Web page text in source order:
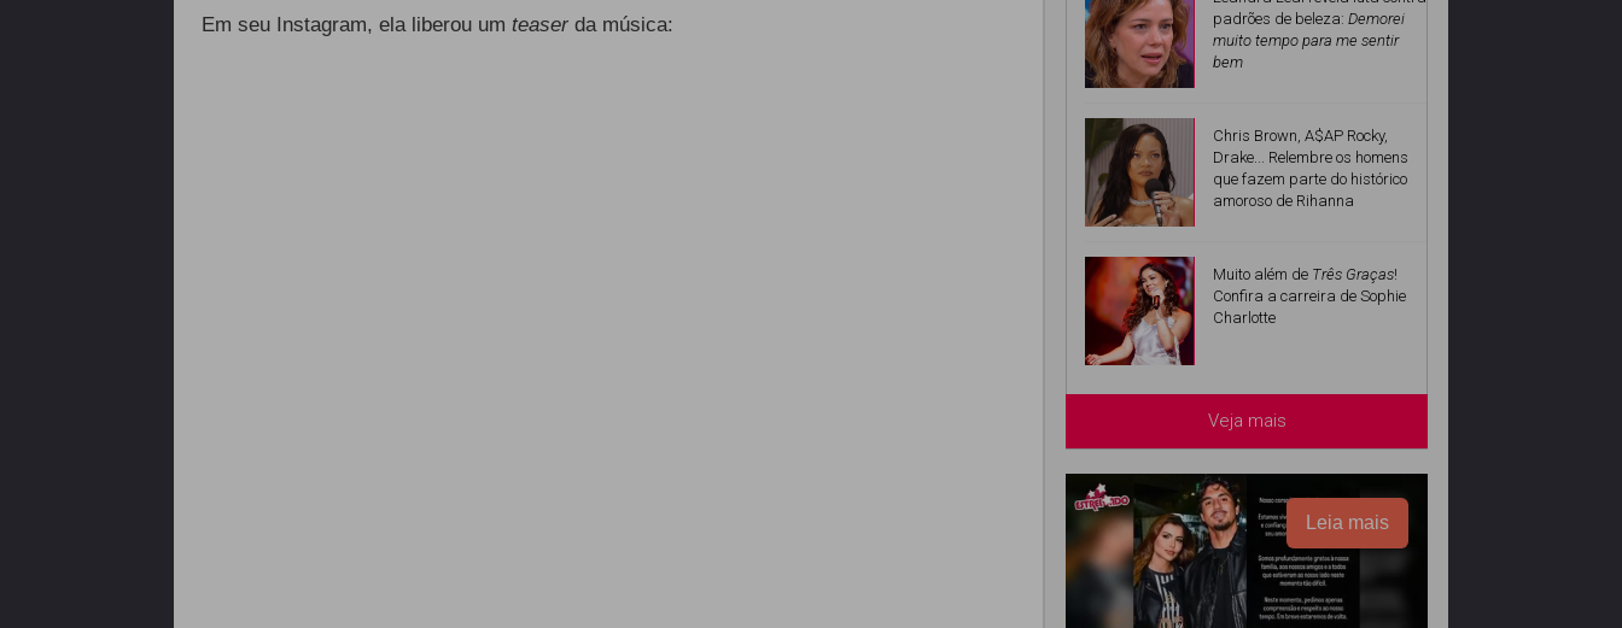
Em seu Instagram, ela liberou um teaser da música:
padrões de beleza: Demorei
muito tempo para me sentir
bem
Chris Brown, A$AP Rocky,
Drake... Relembre os homens
que fazem parte do histórico
amoroso de Rihanna
Muito além de Três Graças!
Confira a carreira de Sophie
Charlotte
Veja mais
Leia mais